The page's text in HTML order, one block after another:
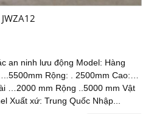
an ninh lưu động Model: Hàng
Rộng: . 2500mm Cao:…
…2000 mm Rộng ..5000 mm Vật
Xuất xứ: Trung Quốc Nhập...